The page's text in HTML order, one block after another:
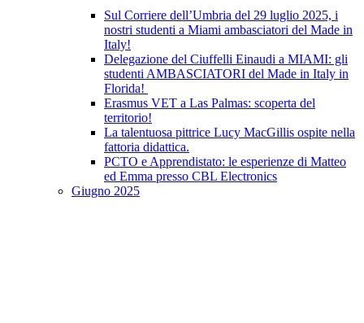
Sul Corriere dell’Umbria del 29 luglio 2025, i
nostri studenti a Miami ambasciatori del Made in
Italy!
Delegazione del Ciuffelli Einaudi a MIAMI: gli
studenti AMBASCIATORI del Made in Italy in
Florida!
Erasmus VET a Las Palmas: scoperta del
territorio!
La talentuosa pittrice Lucy MacGillis ospite nella
fattoria didattica.
PCTO e Apprendistato: le esperienze di Matteo
ed Emma presso CBL Electronics
Giugno 2025